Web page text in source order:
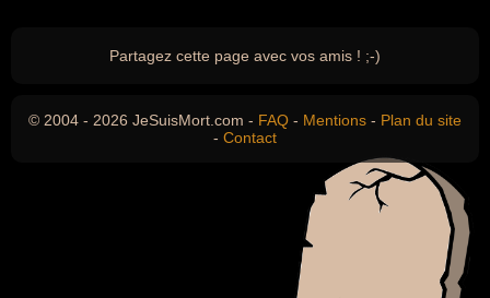
Partagez cette page avec vos amis ! ;-)
© 2004 - 2026 JeSuisMort.com - FAQ - Mentions - Plan du site
- Contact